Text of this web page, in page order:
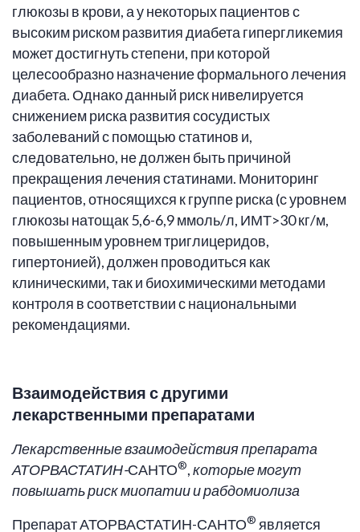
глюкозы в крови, а у некоторых пациентов с
высоким риском развития диабета гипергликемия
может достигнуть степени, при которой
целесообразно назначение формального лечения
диабета. Однако данный риск нивелируется
снижением риска развития сосудистых
заболеваний с помощью статинов и,
следовательно, не должен быть причиной
прекращения лечения статинами. Мониторинг
пациентов, относящихся к группе риска (с уровнем
глюкозы натощак 5,6-6,9 ммоль/л, ИМТ>30 кг/м,
повышенным уровнем триглицеридов,
гипертонией), должен проводиться как
клиническими, так и биохимическими методами
контроля в соответствии с национальными
рекомендациями.
Взаимодействия с другими
лекарственными препаратами
Лекарственные взаимодействия препарата
АТОРВАСТАТИН-САНТО®,которые могут
повышать риск миопатии и рабдомиолиза
Препарат АТОРВАСТАТИН-САНТО® является